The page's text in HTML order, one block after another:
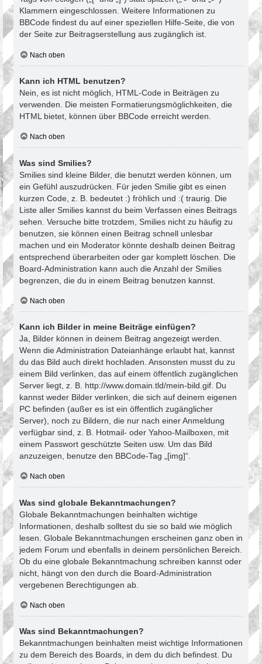
Klammern eingeschlossen. Weitere Informationen zu
BBCode findest du auf einer speziellen Hilfe-Seite, die von
der Seite zur Beitragserstellung aus zugänglich ist.
Nach oben
Kann ich HTML benutzen?
Nein, es ist nicht möglich, HTML-Code in Beiträgen zu
verwenden. Die meisten Formatierungsmöglichkeiten, die
HTML bietet, können über BBCode erreicht werden.
Nach oben
Was sind Smilies?
Smilies sind kleine Bilder, die benutzt werden können, um
ein Gefühl auszudrücken. Für jeden Smilie gibt es einen
kurzen Code, z. B. bedeutet :) fröhlich und :( traurig. Die
Liste aller Smilies kannst du beim Verfassen eines Beitrags
sehen. Versuche bitte trotzdem, Smilies nicht zu häufig zu
benutzen, sie können einen Beitrag schnell unlesbar
machen und ein Moderator könnte deshalb deinen Beitrag
entsprechend überarbeiten oder gar komplett löschen. Die
Board-Administration kann auch die Anzahl der Smilies
begrenzen, die du in einem Beitrag benutzen kannst.
Nach oben
Kann ich Bilder in meine Beiträge einfügen?
Ja, Bilder können in deinem Beitrag angezeigt werden.
Wenn die Administration Dateianhänge erlaubt hat, kannst
du das Bild auch direkt hochladen. Ansonsten musst du zu
einem Bild verlinken, das auf einem öffentlich zugänglichen
Server liegt, z. B. http://www.domain.tld/mein-bild.gif. Du
kannst weder Bilder verlinken, die sich auf deinem eigenen
PC befinden (außer es ist ein öffentlich zugänglicher
Server), noch zu Bildern, die nur nach einer Anmeldung
verfügbar sind, z. B. Hotmail- oder Yahoo-Mailboxen, mit
einem Passwort geschützte Seiten usw. Um das Bild
anzuzeigen, benutze den BBCode-Tag „[img]“.
Nach oben
Was sind globale Bekanntmachungen?
Globale Bekanntmachungen beinhalten wichtige
Informationen, deshalb solltest du sie so bald wie möglich
lesen. Globale Bekanntmachungen erscheinen ganz oben in
jedem Forum und ebenfalls in deinem persönlichen Bereich.
Ob du eine globale Bekanntmachung schreiben kannst oder
nicht, hängt von den durch die Board-Administration
vergebenen Berechtigungen ab.
Nach oben
Was sind Bekanntmachungen?
Bekanntmachungen beinhalten meist wichtige Informationen
zu dem Bereich des Boards, in dem du dich befindest. Du